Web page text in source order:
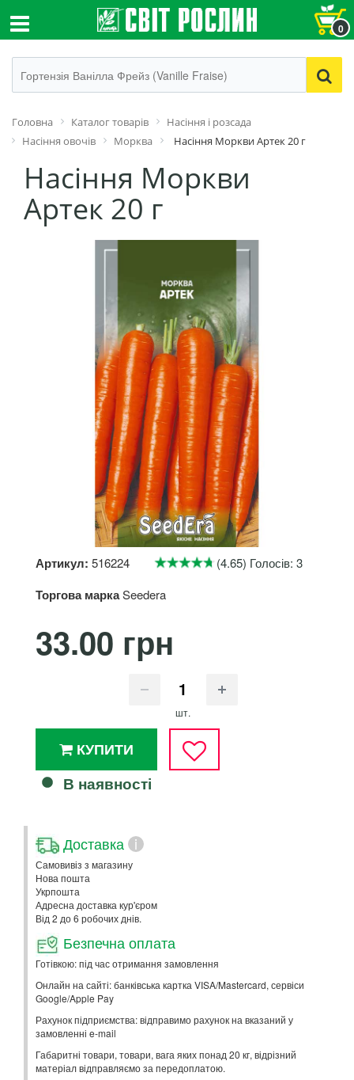
0
Головна Каталог товарів
Насіння і розсада
Насіння овочів
Морква Насіння Моркви Артек 20 г
Насіння Моркви
Артек 20 г
Артикул: 516224 (4.65) Голосів: 3
Торгова маркаSeedera
33.00 грн
шт.
КУПИТИ
В наявності
Доставка i
Самовивіз з магазину
Нова пошта
Укрпошта
Адресна доставка кур'єром
Від 2 до 6 робочих днів.
Безпечна оплата
Готівкою: під час отримання замовлення
Онлайн на сайті: банківська картка VISA/Mastercard, сервіси
Google/Apple Pay
Рахунок підприємства: відправимо рахунок на вказаний у
замовленні e-mail
Габаритні товари, товари, вага яких понад 20 кг, відрізний
матеріал відправляємо за передоплатою.